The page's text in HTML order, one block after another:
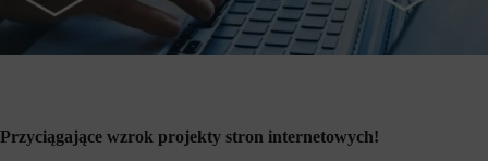
Przyciągające wzrok projekty stron internetowych!